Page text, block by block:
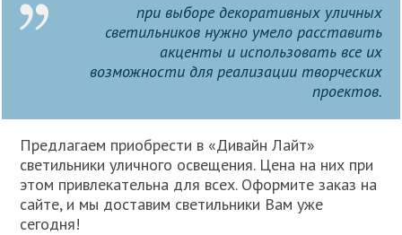
при выборе декоративных уличных
светильников нужно умело расставить
акценты и использовать все их
возможности для реализации творческих
проектов.
Предлагаем приобрести в «Дивайн Лайт»
светильники уличного освещения. Цена на них при
этом привлекательна для всех. Оформите заказ на
сайте, и мы доставим светильники Вам уже
сегодня!